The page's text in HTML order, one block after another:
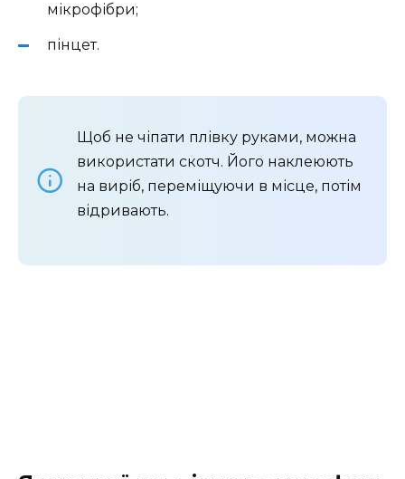
мікрофібри;
пінцет.
Щоб не чіпати плівку руками, можна
використати скотч. Його наклеюють
на виріб, переміщуючи в місце, потім
відривають.